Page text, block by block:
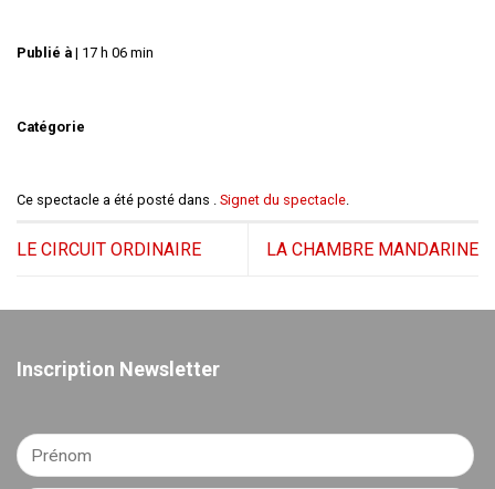
Publié à | 17 h 06 min
Catégorie
Ce spectacle a été posté dans . Signet du spectacle.
LE CIRCUIT ORDINAIRE LA CHAMBRE MANDARINE
Inscription Newsletter